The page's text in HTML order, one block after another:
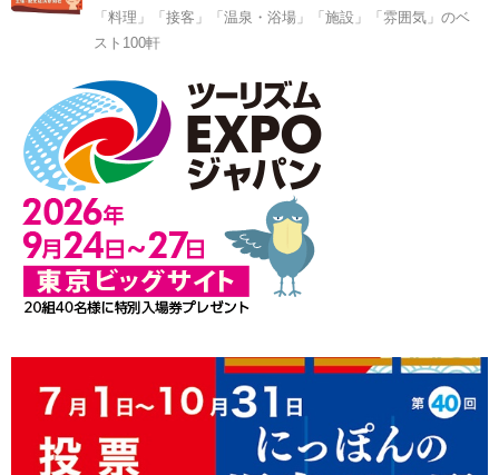
「料理」「接客」「温泉・浴場」「施設」「雰囲気」のベ
スト100軒